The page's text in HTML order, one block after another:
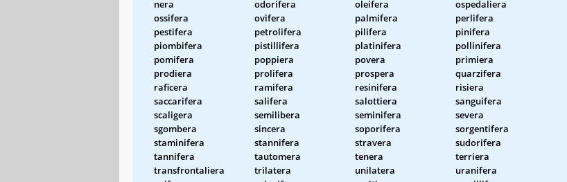
nera
odorifera oleifera
ospedaliera
ossifera
ovifera palmifera
perlifera
pestifera
petrolifera pilifera
pinifera
piombifera
pistillifera platinifera
pollinifera
pomifera
poppiera povera
primiera
prodiera
prolifera prospera
quarzifera
raficera
ramifera resinifera
risiera
saccarifera
salifera salottiera
sanguifera
scaligera
semilibera seminifera
severa
sgombera
sincera soporifera
sorgentifera
staminifera
stannifera stravera
sudorifera
tannifera
tautomera tenera
terriera
transfrontaliera
trilatera unilatera
uranifera